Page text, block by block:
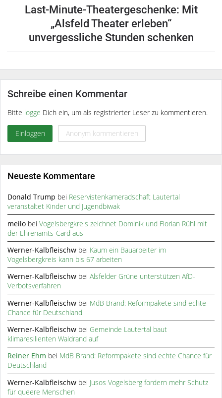
Last-Minute-Theatergeschenke: Mit
„Alsfeld Theater erleben“
unvergessliche Stunden schenken
Schreibe einen Kommentar
Bitte logge Dich ein, um als registrierter Leser zu kommentieren.
Einloggen Anonym kommentieren
Neueste Kommentare
Donald Trump bei Reservistenkameradschaft Lautertal
veranstaltet Kinder und Jugendbiwak
meilo beiVogelsbergkreis zeichnet Dominik und Florian Rühl mit
der Ehrenamts-Card aus
Werner-Kalbfleischw bei Kaum ein Bauarbeiter im
Vogelsbergkreis kann bis 67 arbeiten
Werner-Kalbfleischw beiAlsfelder Grüne unterstützen AfD-
Verbotsverfahren
Werner-Kalbfleischw bei MdB Brand: Reformpakete sind echte
Chance für Deutschland
Werner-Kalbfleischw bei Gemeinde Lautertal baut
klimaresilienten Waldrand auf
Reiner Ehm bei MdB Brand: Reformpakete sind echte Chance für
Deutschland
Werner-Kalbfleischw bei Jusos Vogelsberg fordern mehr Schutz
für queere Menschen